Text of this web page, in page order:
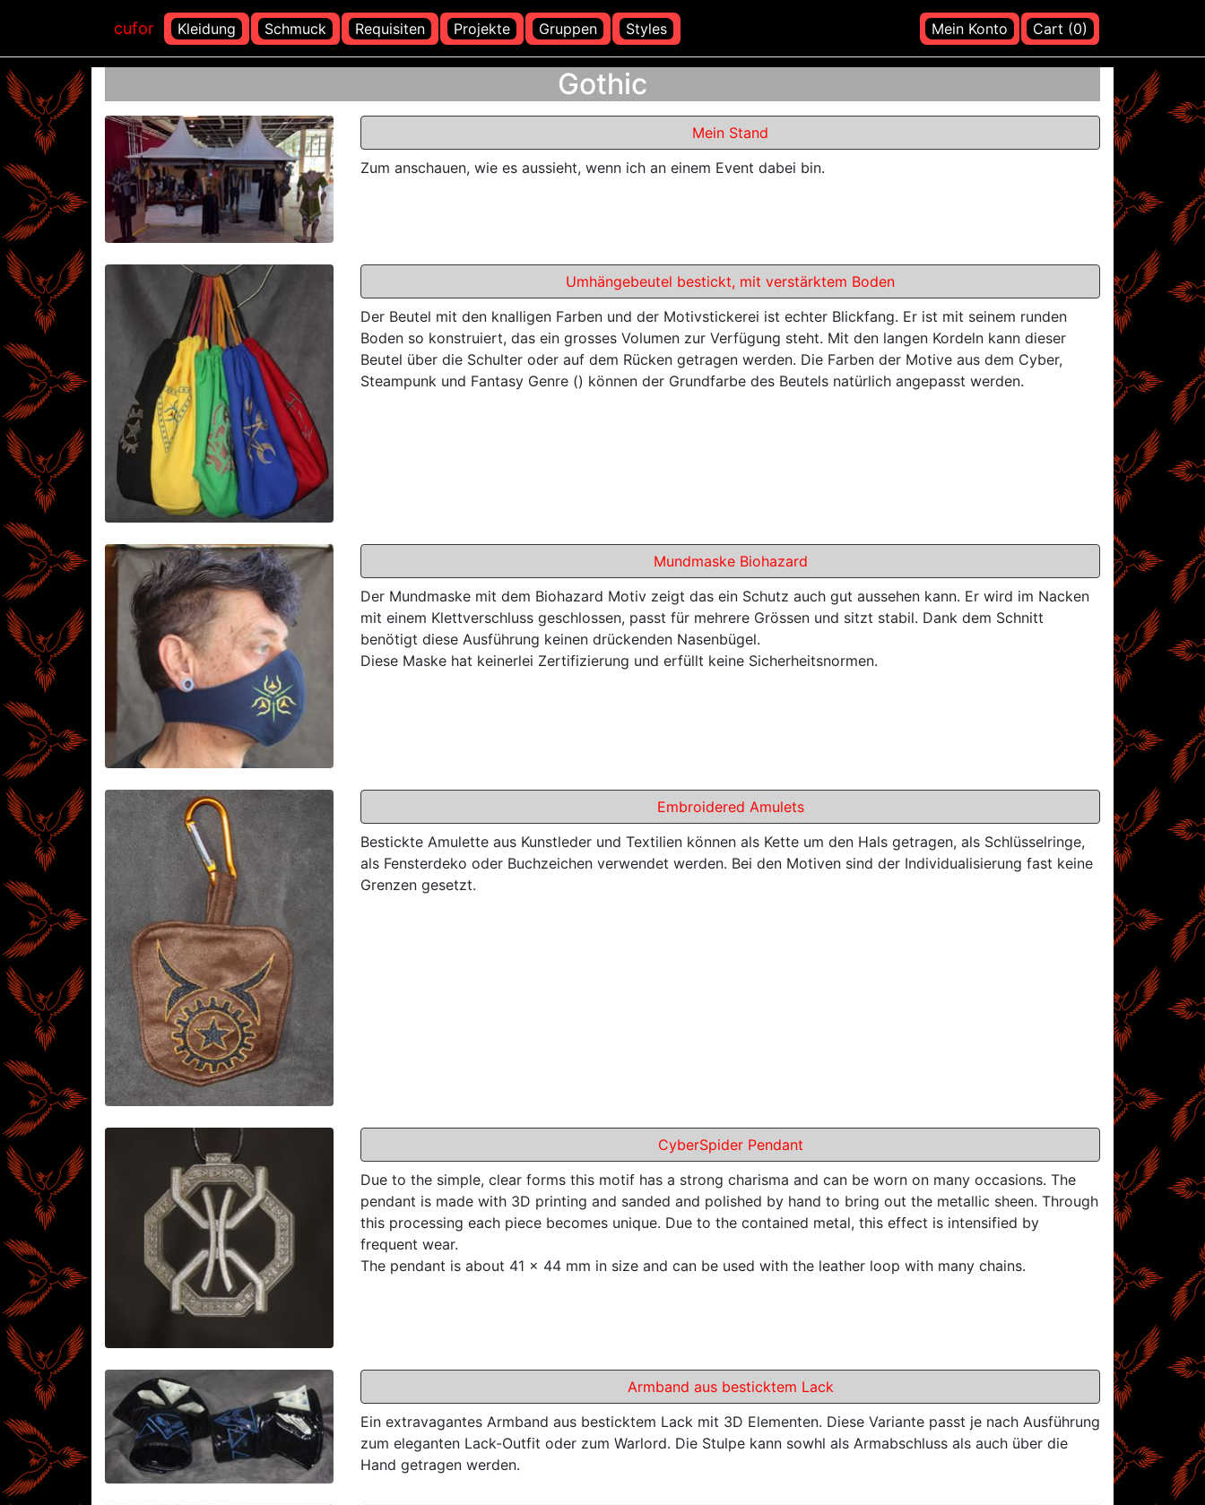
cufor Kleidung Schmuck Requisiten Projekte Gruppen Styles Mein Konto Cart (0)
Gothic
Mein Stand
Zum anschauen, wie es aussieht, wenn ich an einem Event dabei bin.
Umhängebeutel bestickt, mit verstärktem Boden
Der Beutel mit den knalligen Farben und der Motivstickerei ist echter Blickfang. Er ist mit seinem runden
Boden so konstruiert, das ein grosses Volumen zur Verfügung steht. Mit den langen Kordeln kann dieser
Beutel über die Schulter oder auf dem Rücken getragen werden. Die Farben der Motive aus dem Cyber,
Steampunk und Fantasy Genre () können der Grundfarbe des Beutels natürlich angepasst werden.
Mundmaske Biohazard
Der Mundmaske mit dem Biohazard Motiv zeigt das ein Schutz auch gut aussehen kann. Er wird im Nacken
mit einem Klettverschluss geschlossen, passt für mehrere Grössen und sitzt stabil. Dank dem Schnitt
benötigt diese Ausführung keinen drückenden Nasenbügel.
Diese Maske hat keinerlei Zertifizierung und erfüllt keine Sicherheitsnormen.
Embroidered Amulets
Bestickte Amulette aus Kunstleder und Textilien können als Kette um den Hals getragen, als Schlüsselringe,
als Fensterdeko oder Buchzeichen verwendet werden. Bei den Motiven sind der Individualisierung fast keine
Grenzen gesetzt.
CyberSpider Pendant
Due to the simple, clear forms this motif has a strong charisma and can be worn on many occasions. The
pendant is made with 3D printing and sanded and polished by hand to bring out the metallic sheen. Through
this processing each piece becomes unique. Due to the contained metal, this effect is intensified by
frequent wear.
The pendant is about 41 x 44 mm in size and can be used with the leather loop with many chains.
Armband aus besticktem Lack
Ein extravagantes Armband aus besticktem Lack mit 3D Elementen. Diese Variante passt je nach Ausführung
zum eleganten Lack-Outfit oder zum Warlord. Die Stulpe kann sowhl als Armabschluss als auch über die
Hand getragen werden.